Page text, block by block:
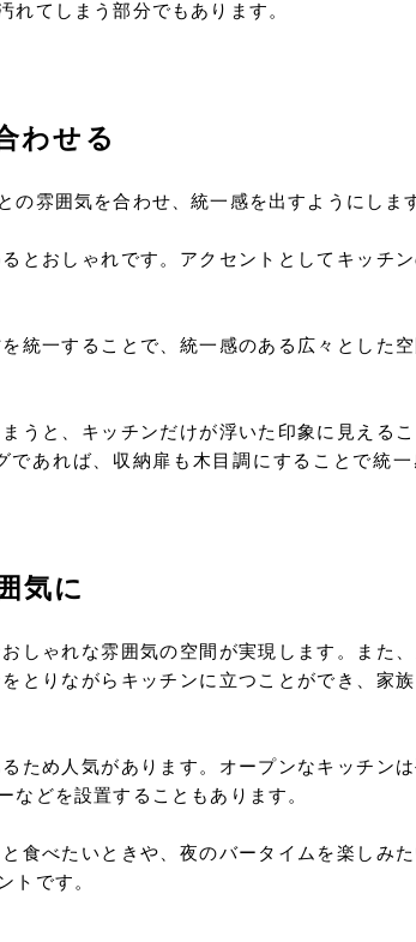
れてしまう部分でもあります。
わせる
雰囲気を合わせ、統一感を出すようにしま
とおしゃれです。アクセントとしてキッチ
統一することで、統一感のある広々とした
うと、キッチンだけが浮いた印象に見えるこ
あれば、収納扉も木目調にすることで統一
気に
しゃれな雰囲気の空間が実現します。また
とりながらキッチンに立つことができ、家
ため人気があります。オープンなキッチン
などを設置することもあります。
食べたいときや、夜のバータイムを楽しみ
トです。